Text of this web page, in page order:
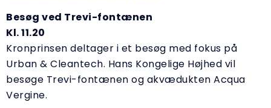
Besøg ved Trevi-fontænen
Kl. 11.20
Kronprinsen deltager i et besøg med fokus på
Urban & Cleantech. Hans Kongelige Højhed vil
besøge Trevi-fontænen og akvædukten Acqua
Vergine.